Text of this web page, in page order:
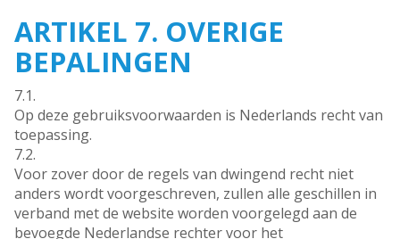
ARTIKEL 7. OVERIGE
BEPALINGEN
7.1.
Op deze gebruiksvoorwaarden is Nederlands recht van
toepassing.
7.2.
Voor zover door de regels van dwingend recht niet
anders wordt voorgeschreven, zullen alle geschillen in
verband met de website worden voorgelegd aan de
bevoegde Nederlandse rechter voor het